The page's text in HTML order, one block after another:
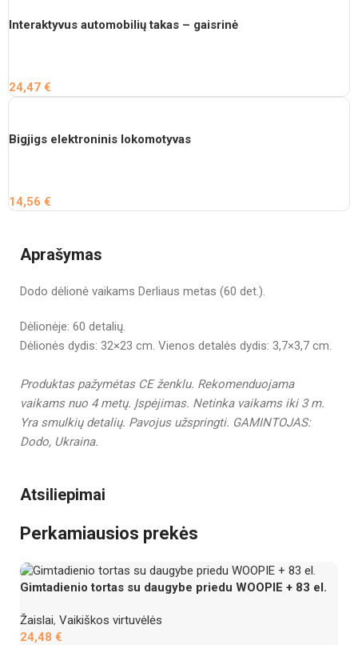
Interaktyvus automobilių takas – gaisrinė
24,47€
Bigjigs elektroninis lokomotyvas
14,56€
Aprašymas
Dodo dėlionė vaikams Derliaus metas (60 det.).
Dėlionėje: 60 detalių.
Dėlionės dydis: 32×23 cm. Vienos detalės dydis: 3,7×3,7 cm.
Produktas pažymėtas CE ženklu. Rekomenduojama
vaikams nuo 4 metų. Įspėjimas. Netinka vaikams iki 3 m.
Yra smulkių detalių. Pavojus užspringti. GAMINTOJAS:
Dodo, Ukraina.
Atsiliepimai
Perkamiausios prekės
Gimtadienio tortas su daugybe priedu WOOPIE + 83 el.
Žaislai, Vaikiškos virtuvėlės
24,48 €